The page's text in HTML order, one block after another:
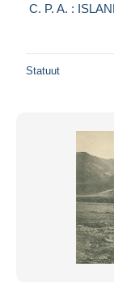
C. P. A. :
Statuut